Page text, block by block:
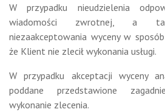
W przypadku nieudzielenia
wiadomości zwrotnej, a
niezaakceptowania wyceny w
że Klient nie zlecił wykonania usługi.
W przypadku akceptacji wyceny
poddane przedstawione
wykonanie zlecenia.